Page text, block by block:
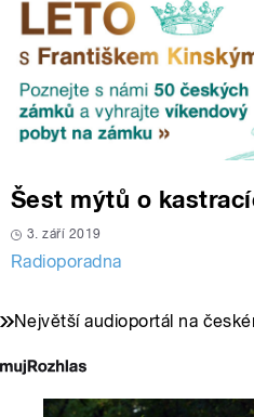
Šest mýtů o
3. září 2019
Radioporadna
Největší audioportál na